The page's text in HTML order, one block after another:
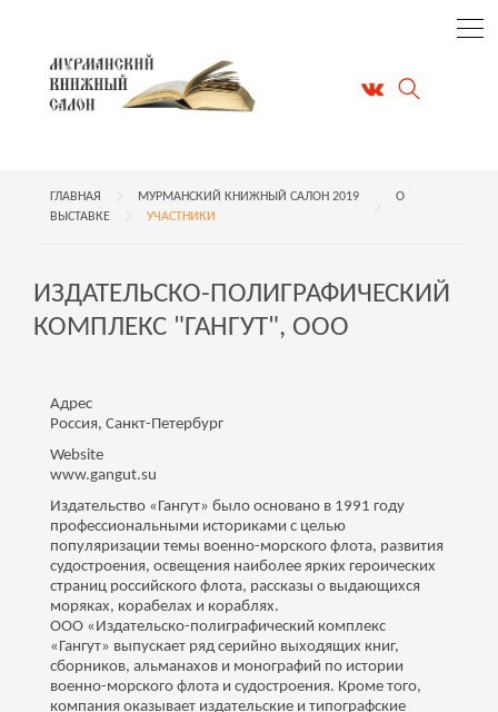
ГЛАВНАЯ МУРМАНСКИЙ КНИЖНЫЙ САЛОН 2019
О
ВЫСТАВКЕ
УЧАСТНИКИ
ИЗДАТЕЛЬСКО-ПОЛИГРАФИЧЕСКИЙ
КОМПЛЕКС "ГАНГУТ", ООО
Адрес
Россия, Санкт-Петербург
Website
www.gangut.su
Издательство «Гангут» было основано в 1991 году
профессиональными историками с целью
популяризации темы военно-морского флота, развития
судостроения, освещения наиболее ярких героических
страниц российского флота, рассказы о выдающихся
моряках, корабелах и кораблях.
ООО «Издательско-полиграфический комплекс
«Гангут» выпускает ряд серийно выходящих книг,
сборников, альманахов и монографий по истории
военно-морского флота и судостроения. Кроме того,
компания оказывает издательские и типографские